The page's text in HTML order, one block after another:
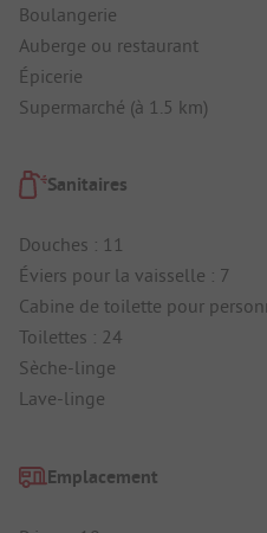
Boulangerie
Auberge ou restaurant
Épicerie
Supermarché (à 1.5 km)
Sanitaires
Douches : 11
Éviers pour la vaisselle : 7
Cabine de toilette pour
Toilettes : 24
Sèche-linge
Lave-linge
Emplacement